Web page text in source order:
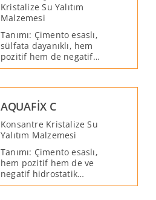
Kristalize Su Yalıtım
Malzemesi
Tanımı: Çimento esaslı,
sülfata dayanıklı, hem
pozitif hem de negatif
hidrostatik basınç
su ve nem ile reaktif hale
gelen kristalize bir su
yalıtım malzemesidir.
AQUAFİX C
Konsantre Kristalize Su
Yalıtım Malzemesi
Tanımı: Çimento esaslı,
hem pozitif hem de ve
negatif hidrostatik
basınç yönünden